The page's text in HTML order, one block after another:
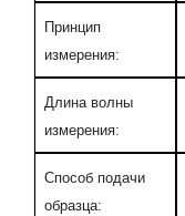
Принцип
измерения:
Длина волны
измерения:
Способ подачи
образца: